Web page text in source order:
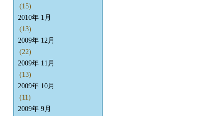
(15)
2010年 1月
(13)
2009年 12月
(22)
2009年 11月
(13)
2009年 10月
(11)
2009年 9月